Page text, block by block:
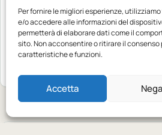
Per fornire le migliori esperienze,
e/o accedere alle informazioni del
permetterà di elaborare dati come il
sito. Non acconsentire o ritirare il
caratteristiche e funzioni.
Accetta Nega
Disponibili
Mostra
9
Azzera